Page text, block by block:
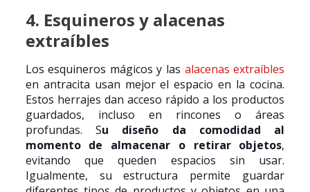
4. Esquineros y alacenas
extraíbles
Los esquineros mágicos y las alacenas extraíbles
en antracita usan mejor el espacio en la cocina.
Estos herrajes dan acceso rápido a los productos
guardados, incluso en rincones o áreas
profundas. Su diseño da comodidad al
momento de almacenar o retirar objetos,
evitando que queden espacios sin usar.
Igualmente, su estructura permite guardar